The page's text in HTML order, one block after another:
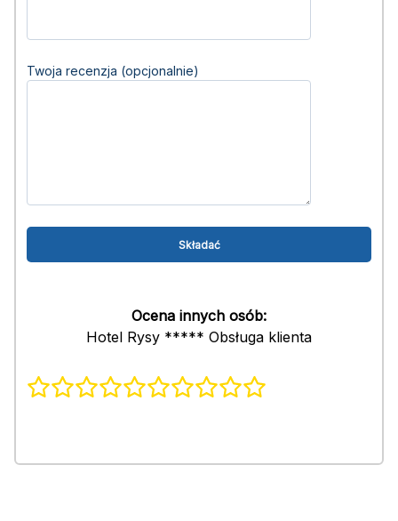
Twoja recenzja (opcjonalnie)
Ocena innych osób:
Hotel Rysy ***** Obsługa klienta